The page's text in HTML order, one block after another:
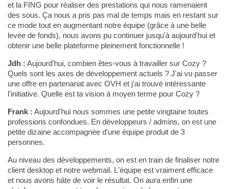
et la FING pour réaliser des prestations qui nous ramenaient
des sous. Ça nous a pris pas mal de temps mais en restant sur
ce mode tout en augmentant notre équipe (grâce à une belle
levée de fonds), nous avons pu continuer jusqu'à aujourd'hui et
obtenir une belle plateforme pleinement fonctionnelle !
Jdh : Aujourd'hui, combien êtes-vous à travailler sur Cozy ?
Quels sont les axes de développement actuels ? J'ai vu passer
une offre en partenariat avec OVH et j'ai trouvé intéressante
l'initiative. Quelle est ta vision à moyen terme pour Cozy ?
Frank : Aujourd'hui nous sommes une petite vingtaine toutes
professions confondues. En développeurs / admins, on est une
petite dizaine accompagnée d'une équipe produit de 3
personnes.
Au niveau des développements, on est en train de finaliser notre
client desktop et notre webmail. L'équipe est vraiment efficace
et nous avons hâte de voir le résultat. On aura enfin une